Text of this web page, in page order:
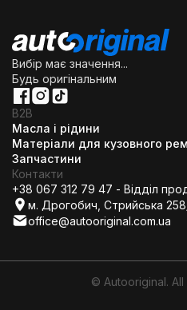
Вибір має значення...
Будь оригінальним
B2B
Масла і рідини
Матеріали для кузовного
Запчастини
Контакти
+38 067 312 79 47 - Відділ
м. Дрогобич, Стрийська
office@autooriginal.com.ua
© Autooriginal.